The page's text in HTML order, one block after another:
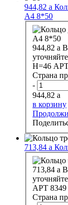
944,82 a
А4 8*50
944,82 a
H=46
Страна
-
944,82 a
в корзину
713,84 a
713,84 a
АРТ
Страна